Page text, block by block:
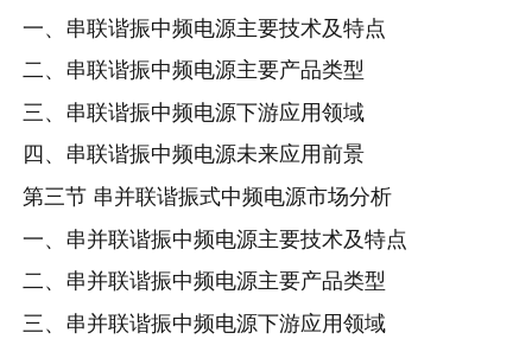
一、串联谐振中频电源主要技术及特点
二、串联谐振中频电源主要产品类型
三、串联谐振中频电源下游应用领域
四、串联谐振中频电源未来应用前景
第三节 串并联谐振式中频电源市场分析
一、串并联谐振中频电源主要技术及特点
二、串并联谐振中频电源主要产品类型
三、串并联谐振中频电源下游应用领域